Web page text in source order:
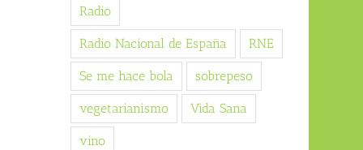
Radio
Radio Nacional de España RNE
Se me hace bola sobrepeso
vegetarianismo Vida Sana
vino